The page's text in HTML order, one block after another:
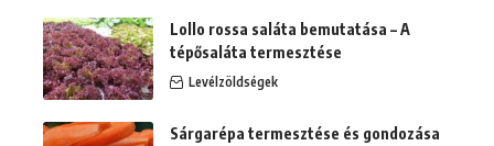
Lollo rossa saláta bemutatása – A
tépősaláta termesztése
Levélzöldségek
Sárgarépa termesztése és gondozása